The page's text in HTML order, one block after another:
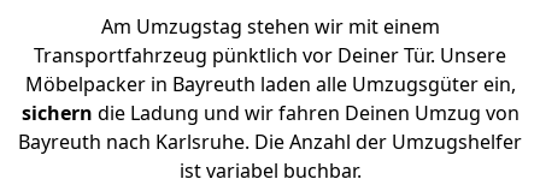
Am Umzugstag stehen wir mit einem
Transportfahrzeug pünktlich vor Deiner Tür. Unsere
Möbelpacker in Bayreuth laden alle Umzugsgüter ein,
sichern die Ladung und wir fahren Deinen Umzug von
Bayreuth nach Karlsruhe. Die Anzahl der Umzugshelfer
ist variabel buchbar.